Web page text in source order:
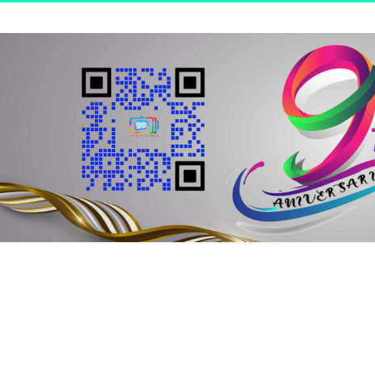
de información independiente, con visión joven.